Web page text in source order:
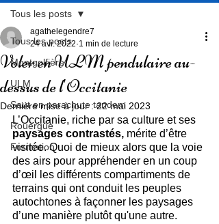
Tous les posts
Montgolfière
ULM
Saut en parachute tandem
Rouergue
Formation
Tous les posts
Voler en ULM pendulaire au-
dessus de l'Occitanie
agathelegendre7
24 avr. 2022 1 min de lecture
Dernière mise à jour :22 mai 2023
L’Occitanie, riche par sa culture et ses
paysages contrastés, mérite d’être
visitée. Quoi de mieux alors que la voie
des airs pour appréhender en un coup
d’œil les différents compartiments de
terrains qui ont conduit les peuples
autochtones à façonner les paysages
d’une manière plutôt qu'une autre.